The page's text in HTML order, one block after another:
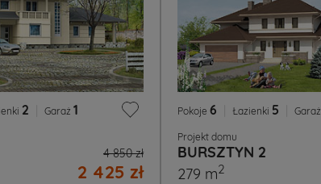
2 Garaż 1
4 850 zł
2 425 zł
Pokoje 6 Łazienki 5 Garaż
Projekt domu
BURSZTYN 2
279 m2